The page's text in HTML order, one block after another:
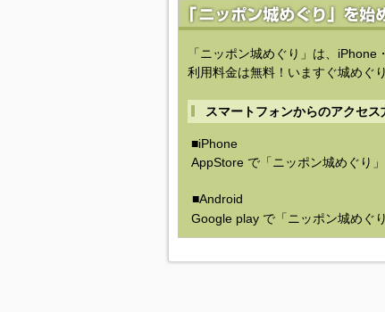
「ニッポン城めぐり」は、iPhone
利用料金は無料！いますぐ城めぐ
スマートフォンからのアクセス
■iPhone
AppStore で「ニッポン城めぐり」
■Android
Google play で「ニッポン城めぐ